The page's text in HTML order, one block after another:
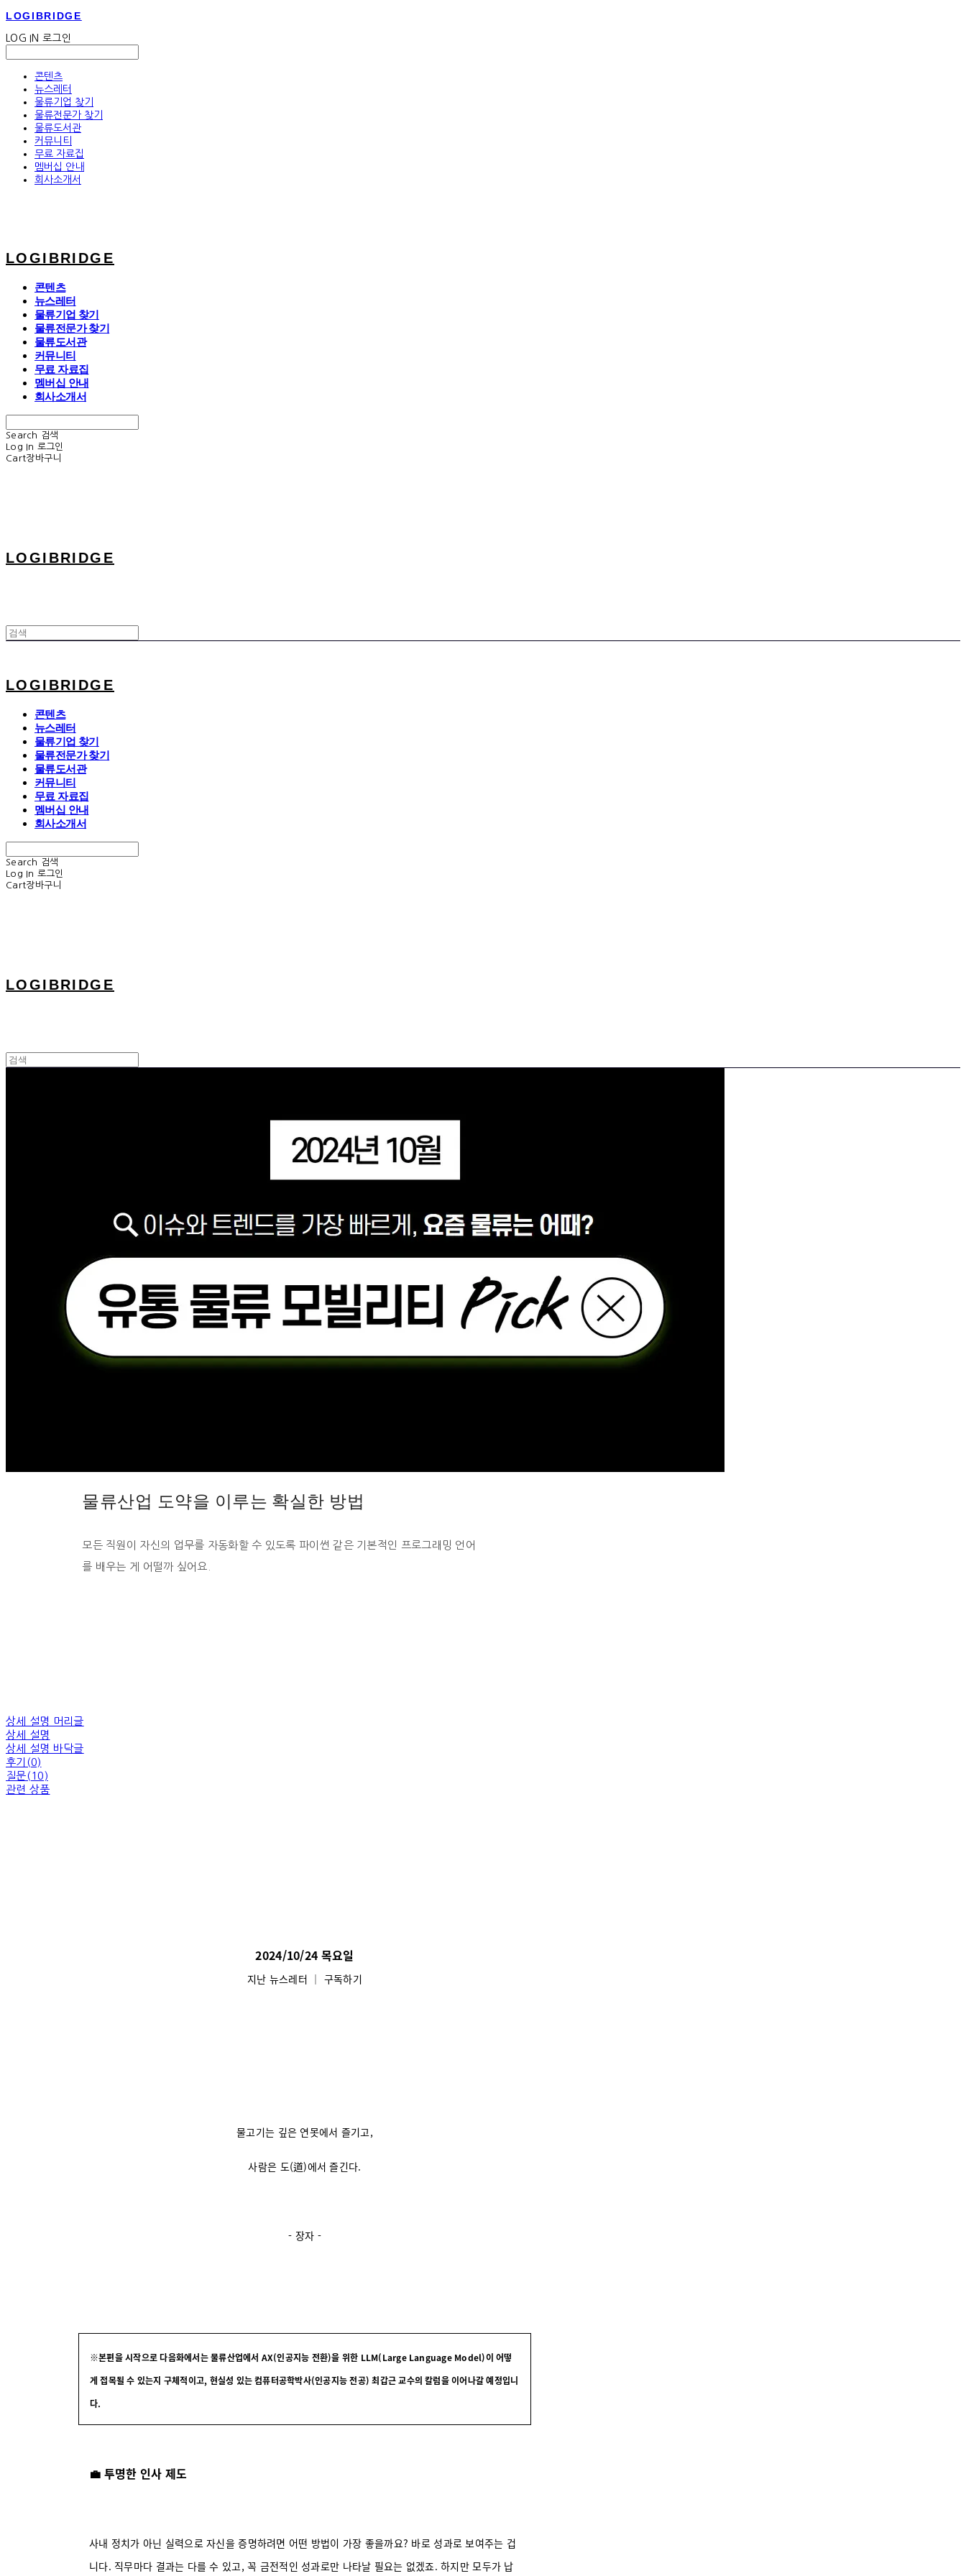
LOGIBRIDGE
LOG IN 로그인
콘텐츠
뉴스레터
물류기업 찾기
물류전문가 찾기
물류도서관
커뮤니티
무료 자료집
멤버십 안내
회사소개서
LOGIBRIDGE
콘텐츠
뉴스레터
물류기업 찾기
물류전문가 찾기
물류도서관
커뮤니티
무료 자료집
멤버십 안내
회사소개서
Search
검색
Log In 로그인
Cart장바구니
LOGIBRIDGE
LOGIBRIDGE
콘텐츠
뉴스레터
물류기업 찾기
물류전문가 찾기
물류도서관
커뮤니티
무료 자료집
멤버십 안내
회사소개서
Search
검색
Log In 로그인
Cart장바구니
LOGIBRIDGE
물류산업 도약을 이루는 확실한 방법
모든 직원이 자신의 업무를 자동화할 수 있도록 파이썬 같은 기본적인 프로그래밍 언어
를 배우는 게 어떨까 싶어요.
상세 설명 머리글
상세 설명
상세 설명 바닥글
후기(0)
질문(10)
관련 상품
2024/10/24 목요일
지난 뉴스레터 │ 구독하기
물고기는 깊은 연못에서 즐기고,
사람은 도(道)에서 즐긴다.
- 장자 -
※본편을 시작으로 다음화에서는 물류산업에서 AX(인공지능 전환)을 위한 LLM(Large Language Model)이 어떻
게 접목될 수 있는지 구체적이고, 현실성 있는 컴퓨터공학박사(인공지능 전공) 최갑근 교수의 칼럼을 이어나갈 예정입니
다.
💼 투명한 인사 제도
사내 정치가 아닌 실력으로 자신을 증명하려면 어떤 방법이 가장 좋을까요? 바로 성과로 보여주는 겁
니다. 직무마다 결과는 다를 수 있고, 꼭 금전적인 성과로만 나타날 필요는 없겠죠. 하지만 모두가 납